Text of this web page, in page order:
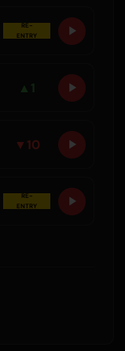
RE-
ENTRY
▲ 1
▼ 10
RE-
ENTRY